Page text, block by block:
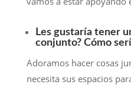
Les gustaría tener
conjunto? Cómo
Adoramos hacer cosas
necesita sus espacios